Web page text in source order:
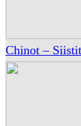
Chinot –